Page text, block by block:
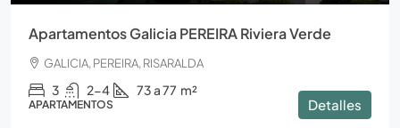
Apartamentos Galicia PEREIRA Riviera Verde
GALICIA, PEREIRA, RISARALDA
3 2-4 73 a 77 m²
APARTAMENTOS Detalles